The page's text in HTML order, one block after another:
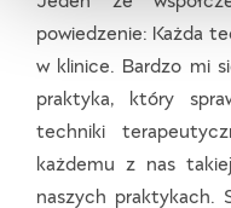
powiedzenie: Każda
w klinice. Bardzo mi
praktyka, który
techniki
każdemu z nas
naszych praktykach.